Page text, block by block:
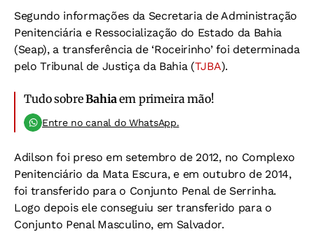
Segundo informações da Secretaria de Administração
Penitenciária e Ressocialização do Estado da Bahia
(Seap), a transferência de ‘Roceirinho’ foi determinada
pelo Tribunal de Justiça da Bahia (TJBA).
Tudo sobreBahiaem primeira mão!
Entre no canal do WhatsApp.
Adilson foi preso em setembro de 2012, no Complexo
Penitenciário da Mata Escura, e em outubro de 2014,
foi transferido para o Conjunto Penal de Serrinha.
Logo depois ele conseguiu ser transferido para o
Conjunto Penal Masculino, em Salvador.